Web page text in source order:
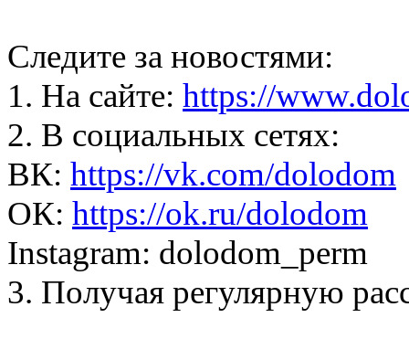
Следите за новостями:
1. На сайте: https://
2. В социальных сетях:
ВК: https://vk.com/dolodom
ОК: https://ok.ru/dolodom
Instagram: dolodom_perm
3. Получая регулярную